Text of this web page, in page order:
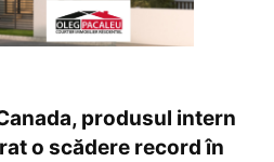
produsul intern
o scădere record în